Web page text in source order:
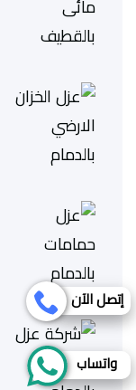
إتصل الآن
واتساب